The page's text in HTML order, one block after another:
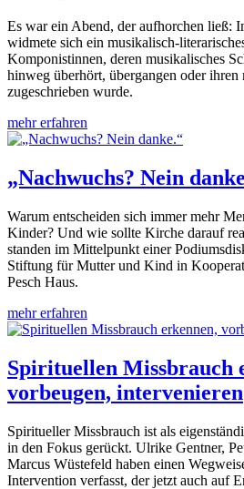
Es war ein Abend, der aufhorchen ließ:
widmete sich ein musikalisch-
Komponistinnen, deren musikalisches
hinweg überhört, übergangen oder
zugeschrieben wurde.
mehr erfahren
„Nachwuchs? Nein
Warum entscheiden sich immer mehr
Kinder? Und wie sollte Kirche darauf
standen im Mittelpunkt einer
Stiftung für Mutter und Kind in
Pesch Haus.
mehr erfahren
Spirituellen Missbrauch
vorbeugen, intervenieren
Spiritueller Missbrauch ist als
in den Fokus gerückt. Ulrike Gentner,
Marcus Wüstefeld haben einen
Intervention verfasst, der jetzt auch auf